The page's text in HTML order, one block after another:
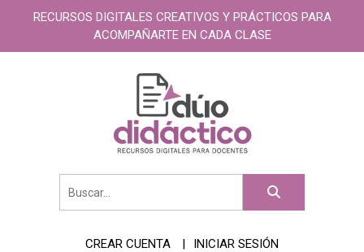
RECURSOS DIGITALES CREATIVOS Y PRÁCTICOS PARA
ACOMPAÑARTE EN CADA CLASE
CREAR CUENTA INICIAR SESIÓN